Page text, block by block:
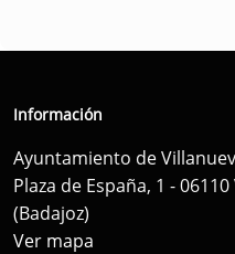
Información
Ayuntamiento de
Plaza de España, 1 -
(Badajoz)
Ver mapa